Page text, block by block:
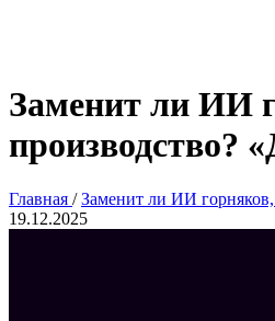
Заменит ли ИИ
Главная / Заменит ли ИИ
19.12.2025